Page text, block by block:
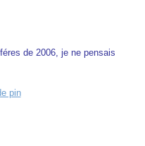
de 2006, je ne pensais
pin